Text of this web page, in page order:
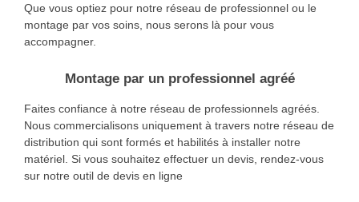
Que vous optiez pour notre réseau de professionnel ou le
montage par vos soins, nous serons là pour vous
accompagner.
Montage par un professionnel agréé
Faites confiance à notre réseau de professionnels agréés.
Nous commercialisons uniquement à travers notre réseau de
distribution qui sont formés et habilités à installer notre
matériel. Si vous souhaitez effectuer un devis, rendez-vous
sur notre outil de devis en ligne